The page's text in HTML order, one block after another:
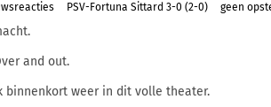
PSV-Fortuna Sittard 3-0 (2-0) geen
and out.
binnenkort weer in dit volle theater.